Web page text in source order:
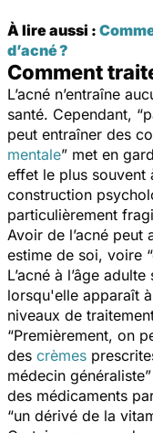
À lire aussi :
d’acné ?
Comment
L’acné n’entraîne
santé. Cependant,
peut entraîner des
mentale” met en
effet le plus souvent
construction
particulièrement
Avoir de l’acné peut
estime de soi, voire
L’acné à l’âge
lorsqu'elle apparaît
niveaux de
“Premièrement, on
des crèmes
médecin généraliste”
des médicaments
“un dérivé de la